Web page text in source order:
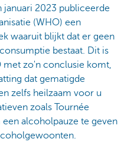
januari 2023 publiceerde
(WHO) een
waaruit blijkt dat er geen
bestaat. Dit is
met zo'n conclusie komt,
dat gematigde
zelfs heilzaam voor u
zoals Tournée
alcoholpauze te geven